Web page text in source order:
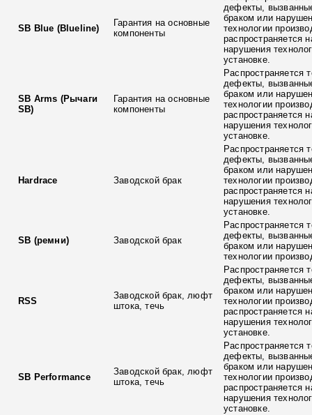
SB Blue (Blueline)
Гарантия на основные
компоненты
дефекты,
браком или
технологии
распространяется
нарушения
установке.
SB Arms (Рычаги
SB)
Гарантия на основные
компоненты
Распространяется
дефекты,
браком или
технологии
распространяется
нарушения
установке.
Hardrace Заводской брак
Распространяется
дефекты,
браком или
технологии
распространяется
нарушения
установке.
SB (ремни) Заводской брак
Распространяется
дефекты,
браком или
технологии
RSS
Заводской брак, люфт
штока, течь
Распространяется
дефекты,
браком или
технологии
распространяется
нарушения
установке.
SB Performance
Заводской брак, люфт
штока, течь
Распространяется
дефекты,
браком или
технологии
распространяется
нарушения
установке.